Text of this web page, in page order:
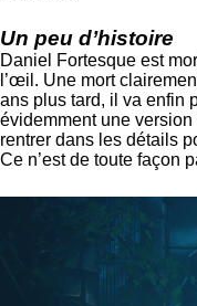
Un peu d’histoire
Daniel Fortesque est
l’œil. Une mort
ans plus tard, il va enfin
évidemment une version
rentrer dans les détails
Ce n’est de toute façon